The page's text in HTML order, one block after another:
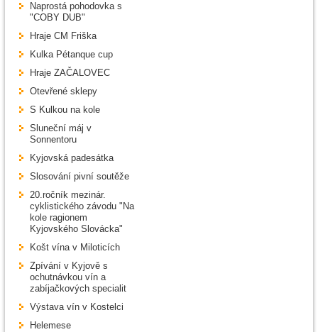
Naprostá pohodovka s
"COBY DUB"
Hraje CM Friška
Kulka Pétanque cup
Hraje ZAČALOVEC
Otevřené sklepy
S Kulkou na kole
Sluneční máj v
Sonnentoru
Kyjovská padesátka
Slosování pivní soutěže
20.ročník mezinár.
cyklistického závodu "Na
kole ragionem
Kyjovského Slovácka"
Košt vína v Miloticích
Zpívání v Kyjově s
ochutnávkou vín a
zabíjačkových specialit
Výstava vín v Kostelci
Helemese